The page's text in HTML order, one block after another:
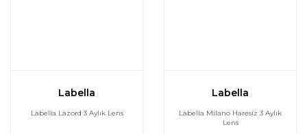
Labella
Labella Lazord 3 Aylık Lens
Labella
Labella Milano Haresiz 3 Aylık
Lens